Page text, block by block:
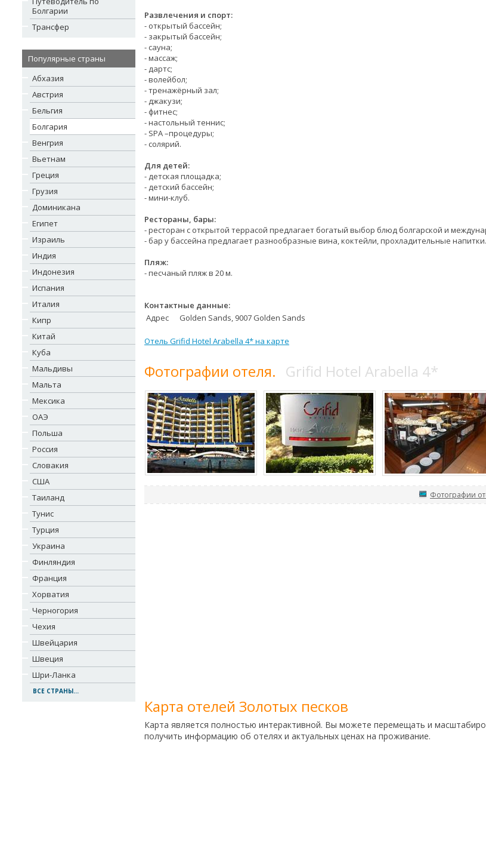
Болгарии
Трансфер
Популярные страны
Абхазия
Австрия
Бельгия
Болгария
Венгрия
Вьетнам
Греция
Грузия
Доминикана
Египет
Израиль
Индия
Индонезия
Испания
Италия
Кипр
Китай
Куба
Мальдивы
Мальта
Мексика
ОАЭ
Польша
Россия
Словакия
США
Таиланд
Тунис
Турция
Украина
Финляндия
Франция
Хорватия
Черногория
Чехия
Швейцария
Швеция
Шри-Ланка
ВСЕ СТРАНЫ...
Развлечения и спорт:
- открытый бассейн;
- закрытый бассейн;
- сауна;
- массаж;
- дартс;
- волейбол;
- тренажёрный зал;
- джакузи;
- фитнес;
- настольный теннис;
- SPA –процедуры;
- солярий.
Для детей:
- детская площадка;
- детский бассейн;
- мини-клуб.
Рестораны, бары:
- ресторан с открытой террасой предлагает богатый выбор блюд болгарской и
- бар у бассейна предлагает разнообразные вина, коктейли, прохладительные напитки.
Пляж:
- песчаный пляж в 20 м.
Контактные данные:
Адрес
Golden Sands, 9007 Golden Sands
Отель Grifid Hotel Arabella 4* на карте
Фотографии отеля. Grifid Hotel Arabella 4*
Фотографии
Карта отелей Золотых песков
Карта является полностью интерактивной. Вы можете перемещать и
получить информацию об отелях и актуальных ценах на проживание.